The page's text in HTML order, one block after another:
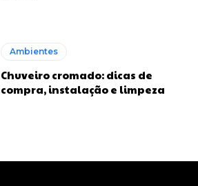
Ambientes
Chuveiro cromado: dicas de
compra, instalação e limpeza